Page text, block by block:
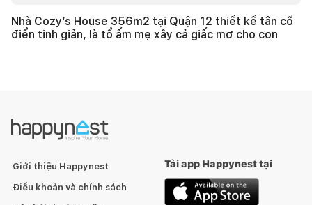
Nhà Cozy’s House 356m2 tại Quận 12 thiết kế tân cổ
điển tinh giản, là tổ ấm mẹ xây cả giấc mơ cho con
Giới thiệu Happynest
Điều khoản và chính sách
Tải app Happynest tại